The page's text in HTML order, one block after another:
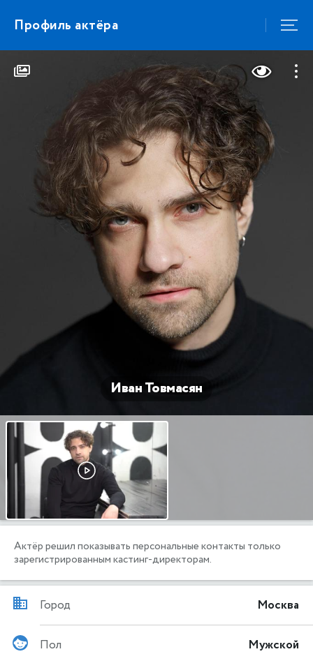
Профиль актёра
Иван Товмасян
Актёр решил показывать персональные контакты только
зарегистрированным кастинг-директорам.
Город Москва
Пол Мужской